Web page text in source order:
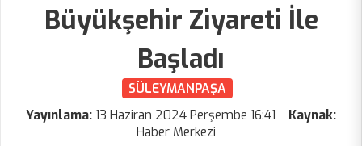
Büyükşehir Ziyareti İle
Başladı
SÜLEYMANPAŞA
Yayınlama:13 Haziran 2024 Perşembe 16:41
Kaynak:
Haber Merkezi